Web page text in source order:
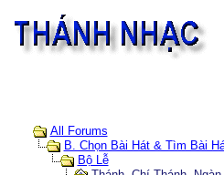
All Forums
B. Chọn Bài Hát & Tìm Bài
Bộ Lễ